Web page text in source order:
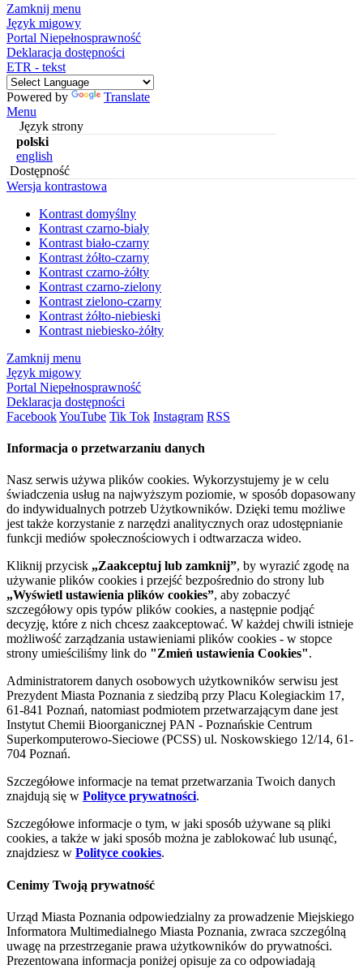
Zamknij menu
Język migowy
Portal Niepełnosprawność
Deklaracja dostępności
ETR - tekst
Powered by
Translate
Menu
Język strony
polski
english
Dostępność
Wersja kontrastowa
Kontrast domyślny
Kontrast czarno-biały
Kontrast biało-czarny
Kontrast żółto-czarny
Kontrast czarno-żółty
Kontrast czarno-zielony
Kontrast zielono-czarny
Kontrast żółto-niebieski
Kontrast niebiesko-żółty
Zamknij menu
Język migowy
Portal Niepełnosprawność
Deklaracja dostępności
FacebookYouTube Tik Tok Instagram RSS
Informacja o przetwarzaniu danych
Nasz serwis używa plików cookies. Wykorzystujemy je w celu
świadczenia usług na najwyższym poziomie, w sposób dopasowany
do indywidualnych potrzeb Użytkowników. Dzięki temu możliwe
jest także korzystanie z narzędzi analitycznych oraz udostępnianie
funkcji mediów społecznościowych i odtwarzacza wideo.
Kliknij przycisk „Zaakceptuj lub zamknij”, by wyrazić zgodę na
używanie plików cookies i przejść bezpośrednio do strony lub
„Wyświetl ustawienia plików cookies”, aby zobaczyć
szczegółowy opis typów plików cookies, a następnie podjąć
decyzję, które z nich chcesz zaakceptować. W każdej chwili istnieje
możliwość zarządzania ustawieniami plików cookies - w stopce
strony umieściliśmy link do "Zmień ustawienia Cookies".
Administratorem danych osobowych użytkowników serwisu jest
Prezydent Miasta Poznania z siedzibą przy Placu Kolegiackim 17,
61-841 Poznań, natomiast podmiotem przetwarzającym dane jest
Instytut Chemii Bioorganicznej PAN - Poznańskie Centrum
Superkomputerowo-Sieciowe (PCSS) ul. Noskowskiego 12/14, 61-
704 Poznań.
Szczegółowe informacje na temat przetwarzania Twoich danych
znajdują się w Polityce prywatności.
Szczegółowe informacje o tym, w jaki sposób używane są pliki
cookies, a także w jaki sposób można je zablokować lub usunąć,
znajdziesz w Polityce cookies.
Cenimy Twoją prywatność
Urząd Miasta Poznania odpowiedzialny za prowadzenie Miejskiego
Informatora Multimedialnego Miasta Poznania, zwraca szczególną
uwagę na przestrzeganie prawa użytkowników do prywatności.
Prezentowana informacja poniżej opisuje za co odpowiadają